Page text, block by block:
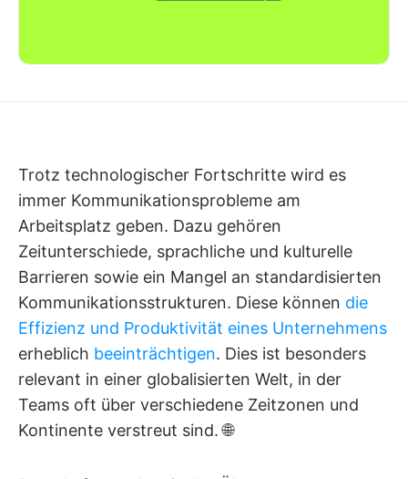
Trotz technologischer Fortschritte wird es
immer Kommunikationsprobleme am
Arbeitsplatz geben. Dazu gehören
Zeitunterschiede, sprachliche und kulturelle
Barrieren sowie ein Mangel an standardisierten
Kommunikationsstrukturen. Diese können die
Effizienz und Produktivität eines Unternehmens
erheblich beeinträchtigen. Dies ist besonders
relevant in einer globalisierten Welt, in der
Teams oft über verschiedene Zeitzonen und
Kontinente verstreut sind. 🌐